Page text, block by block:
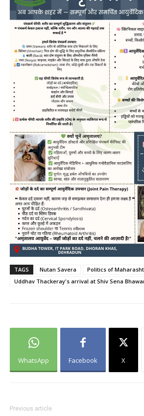
TAGS Nutan Savera Politics of
Uddhav Thackeray's arrival at Shiv Sena
WhatsApp Facebook X
Previous article